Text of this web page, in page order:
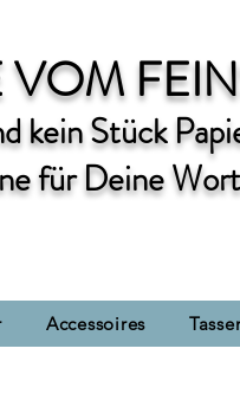
VOM
kein Stück
für Deine
Accessoires